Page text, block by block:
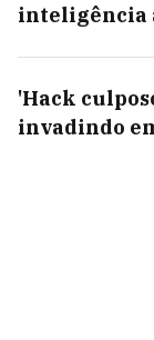
inteligência
'Hack
invadindo